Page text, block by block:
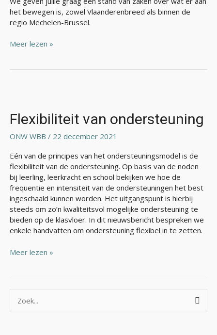
het bewegen is, zowel Vlaanderenbreed als binnen de
regio Mechelen-Brussel.
Meer lezen »
Flexibiliteit van ondersteuning
ONW WBB / 22 december 2021
Eén van de principes van het ondersteuningsmodel is de
flexibiliteit van de ondersteuning. Op basis van de noden
bij leerling, leerkracht en school bekijken we hoe de
frequentie en intensiteit van de ondersteuningen het best
ingeschaald kunnen worden. Het uitgangspunt is hierbij
steeds om zo’n kwaliteitsvol mogelijke ondersteuning te
bieden op de klasvloer. In dit nieuwsbericht bespreken we
enkele handvatten om ondersteuning flexibel in te zetten.
ondersteuning
Meer lezen »